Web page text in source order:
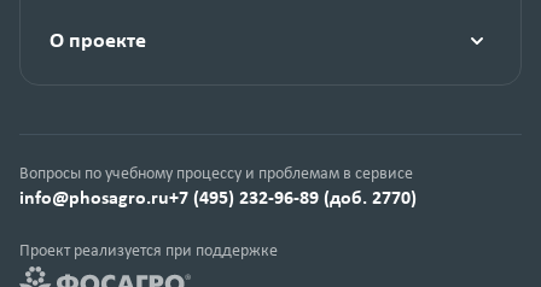
О проекте
Вопросы по учебному процессу и проблемам в сервисе
info@phosagro.ru+7 (495) 232-96-89 (доб. 2770)
Проект реализуется при поддержке